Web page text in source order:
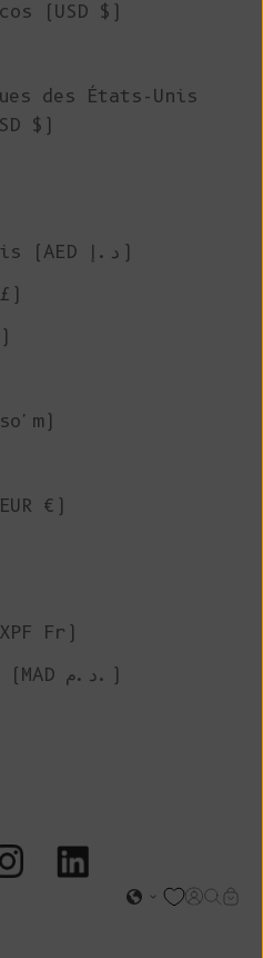
Page
(USD $)
des États-Unis
$)
Émirats arabes unis (AED د.إ)
€)
Fr)
Sahara occidental (MAD د.م.)